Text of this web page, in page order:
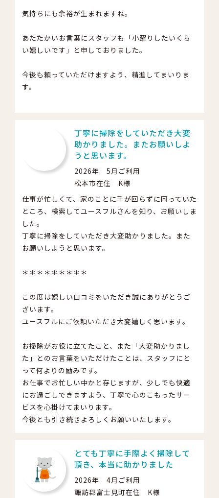
気持ちにも余裕が生まれますね。
あたたかいお言葉にスタッフも「小躍りしたいくら
い嬉しいです」と申しておりました。
今後も頼っていただけますよう、精進してまいりま
す。
丁寧に掃除をしていただき大変
助かりました。またお願いしよ
うと思います。
2026年 5月ご利用
松本市在住 K様
仕事が忙しくて、家のことに手が回らずに困っていた
ところ、検索してユースフルさんを知り、お願いしま
した。
丁寧に掃除をしていただき大変助かりました。また
お願いしようと思います。
＊＊＊＊＊＊＊＊＊
この度は嬉しい口コミをいただき誠にありがとうご
ざいます。
ユースフルにご依頼いただき大変嬉しく思います。
お掃除がお役に立てたこと、また「大変助かりまし
た」とのお言葉をいただけたことは、スタッフにと
って何よりの励みです。
お仕事でお忙しい中かと存じますが、少しでも快適
にお過ごしできますよう、丁寧で心のこもったサー
ビスを心掛けてまいります。
今後とも引き続きよろしくお願いいたします。
とても丁寧に手際よく掃除して
頂き、本当に助かりました
2026年 4月ご利用
諏訪郡富士見町在住 K様